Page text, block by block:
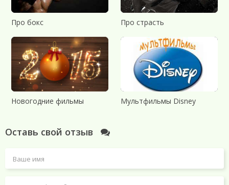
Про бокс Про страсть
Новогодние фильмы Мультфильмы Disney
Оставь свой отзыв